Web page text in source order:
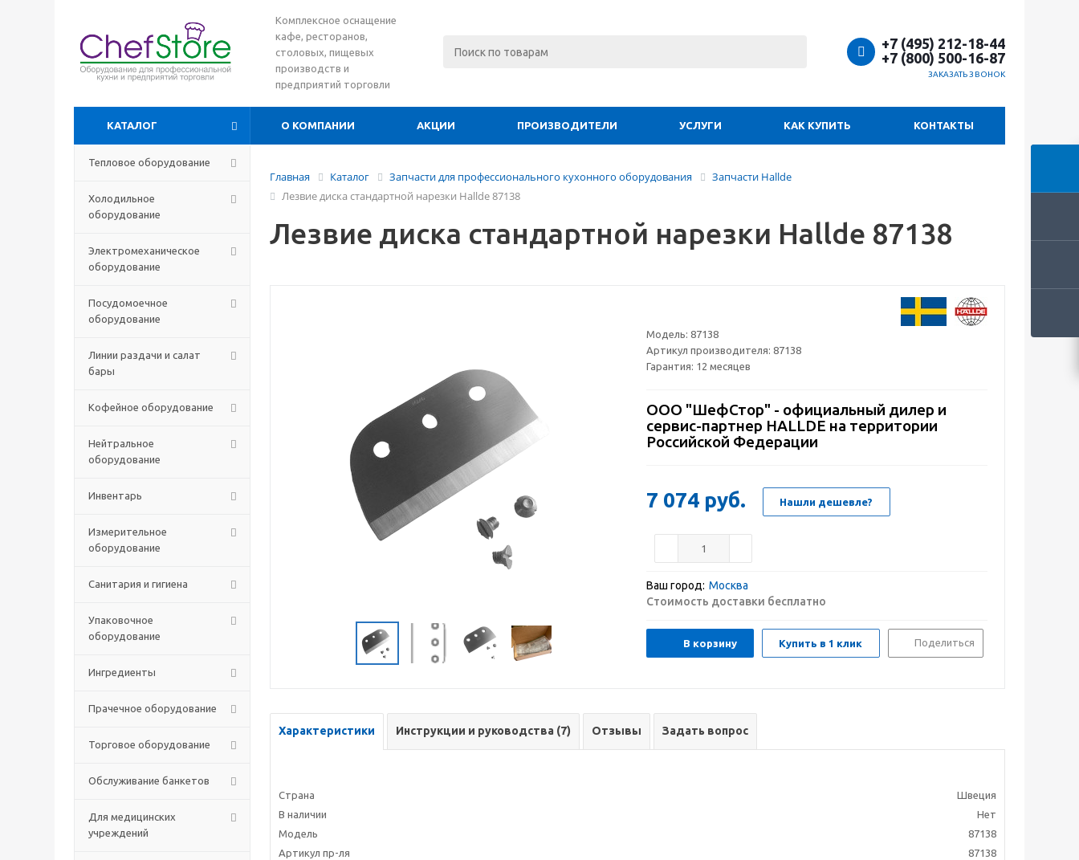
Комплексное оснащение
кафе, ресторанов,
столовых, пищевых
производств и
предприятий торговли
+7 (495) 212-18-44
+7 (800) 500-16-87
ЗАКАЗАТЬ ЗВОНОК
КАТАЛОГ О КОМПАНИИ АКЦИИ ПРОИЗВОДИТЕЛИ УСЛУГИ КАК КУПИТЬ КОНТАКТЫ
Тепловое оборудование
Холодильное
оборудование
Электромеханическое
оборудование
Посудомоечное
оборудование
Линии раздачи и салат
бары
Кофейное оборудование
Нейтральное
оборудование
Инвентарь
Измерительное
оборудование
Санитария и гигиена
Упаковочное
оборудование
Ингредиенты
Прачечное оборудование
Торговое оборудование
Обслуживание банкетов
Для медицинских
учреждений
Главная Каталог Запчасти для профессионального кухонного оборудования
Запчасти Hallde
Лезвие диска стандартной нарезки Hallde 87138
Лезвие диска стандартной нарезки Hallde 87138
Модель: 87138
Артикул производителя: 87138
Гарантия: 12 месяцев
ООО "ШефСтор" - официальный дилер и
сервис-партнер HALLDE на территории
Российской Федерации
7 074 руб. Нашли дешевле?
Ваш город: Москва
Стоимость доставки бесплатно
В корзину Купить в 1 клик Поделиться
Характеристики Инструкции и руководства (7) Отзывы Задать вопрос
Страна
Швеция
В наличии
Нет
Модель
87138
Артикул пр-ля
87138